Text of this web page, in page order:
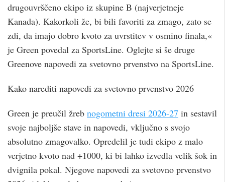
drugouvrščeno ekipo iz skupine B (najverjetneje
Kanada). Kakorkoli že, bi bili favoriti za zmago, zato se
zdi, da imajo dobro kvoto za uvrstitev v osmino finala,«
je Green povedal za SportsLine. Oglejte si še druge
Greenove napovedi za svetovno prvenstvo na SportsLine.
Kako narediti napovedi za svetovno prvenstvo 2026
Green je preučil žreb nogometni dresi 2026-27 in sestavil
svoje najboljše stave in napovedi, vključno s svojo
absolutno zmagovalko. Opredelil je tudi ekipo z malo
verjetno kvoto nad +1000, ki bi lahko izvedla velik šok in
dvignila pokal. Njegove napovedi za svetovno prvenstvo